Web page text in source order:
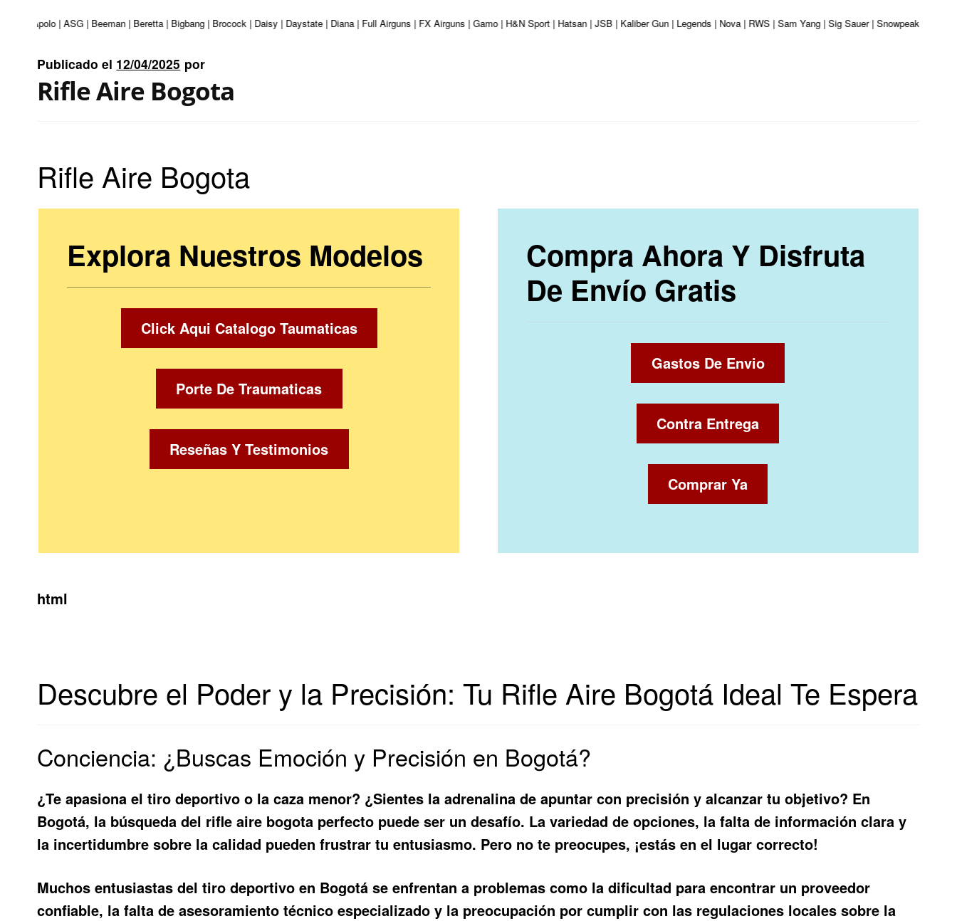
| Apolo | ASG | Beeman | Beretta | Bigbang | Brocock | Daisy | Daystate | Diana | Full Airguns | FX Airguns | Gamo | H&N Sport | Hatsan | JSB | Kaliber Gun | Legends | Nova | RWS | Sam Yang | Sig Sauer | Snowpeak | Umarex
Publicado el 12/04/2025 por
Rifle Aire Bogota
Rifle Aire Bogota
Explora Nuestros Modelos
Click Aqui Catalogo Taumaticas
Porte De Traumaticas
Reseñas Y Testimonios
Compra Ahora Y Disfruta
De Envío Gratis
Gastos De Envio
Contra Entrega
Comprar Ya
html
Descubre el Poder y la Precisión: Tu Rifle Aire Bogotá Ideal Te Espera
Conciencia: ¿Buscas Emoción y Precisión en Bogotá?
¿Te apasiona el tiro deportivo o la caza menor? ¿Sientes la adrenalina de apuntar con precisión y alcanzar tu objetivo? En
Bogotá, la búsqueda del rifle aire bogota perfecto puede ser un desafío. La variedad de opciones, la falta de información clara y
la incertidumbre sobre la calidad pueden frustrar tu entusiasmo. Pero no te preocupes, ¡estás en el lugar correcto!
Muchos entusiastas del tiro deportivo en Bogotá se enfrentan a problemas como la dificultad para encontrar un proveedor
confiable, la falta de asesoramiento técnico especializado y la preocupación por cumplir con las regulaciones locales sobre la